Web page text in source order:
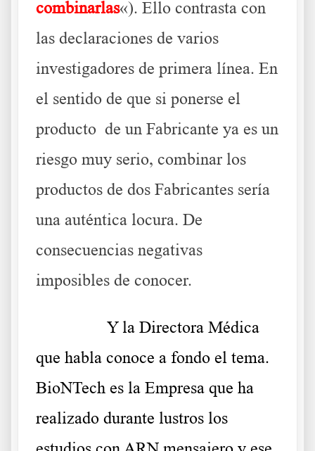
combinarlas«). Ello contrasta con
las declaraciones de varios
investigadores de primera línea. En
el sentido de que si ponerse el
producto de un Fabricante ya es un
riesgo muy serio, combinar los
productos de dos Fabricantes sería
una auténtica locura. De
consecuencias negativas
imposibles de conocer.
Y la Directora Médica
que habla conoce a fondo el tema.
BioNTech es la Empresa que ha
realizado durante lustros los